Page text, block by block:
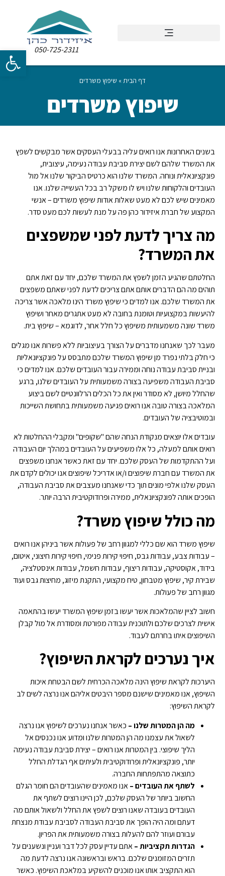
פתח 050-725-2311
דף הבית» שיפוץ משרדים
שיפוץ משרדים
בשנים האחרונות אנו רואים עליה בבעלי העסקים אשר מבקשים לשפץ
את המשרד שלהם לשם יצירת סביבת עבודה נעימה, עיצובית,
פונקציונאלית ונוחה. המשרד שלנו הוא כרטיס הביקור שלנו אל מול
העובדים והלקוחות שלנו ויש לו משקל רב בכל העשייה שלנו. אנו
מאמינים שיש לכם לא מעט שאלות אודות שיפוץ משרדים – אנשי
המקצוע של חברת איזידור כהן פה על מנת לעשות לכם מעט סדר.
מה צריך לדעת לפני שמשפצים
את המשרד?
החלטתם שהגיע הזמן לשפץ את המשרד שלכם, יחד עם זאת אתם
תוהים מה הם הדברים אותם אתם צריכים לדעת לפני שאתם משפצים
את המשרד שלכם. אנו למדים כי שיפוץ משרד הינו מלאכה אשר צריכה
להיעשות במקצועיות וטומנת בחובה לא מעט אתגרים מאחר ושיפוץ
משרד שונה משמעותית משיפוץ כל חלל אחר, לדוגמא – שיפוץ בית.
מעבר לכך שאנחנו מדברים על הצורך בעיצוביות ללא פשרות אנו מגלים
כי חלק בלתי נפרד מן שיפוץ המשרד שלכם מתבסס על פונקציונאליות
ובניית סביבת עבודה נוחה וממירה עבור העובדים שלכם. אנו למדים כי
סביבת העבודה משפיעה בצורה משמעותית על העובדים שלנו, ברגע
שהחלל מיושן, לא מסודר ואין את כל הכלים הרלוונטיים לשם ביצוע
המלאכה בצורה טובה אנו רואים פגיעה משמעותית בתחושת השייכות
ובמוטיבציה של העובדים.
עובדים אלו יוצאים מנקודת הנחה שהם "שקופים" ומקבלי ההחלטות לא
רואים אותם למעלה, כל אלו משפיעים על העובדים במהלך יום העבודה
ועל ההתקדמות של העסק שלכם. יחד עם זאת כאשר אנחנו משפצים
את המשרד עם חברת שיפוצים ו/או אדריכל שיפוצים אנו יכולים לקדם את
העסק שלנו אלפי מונים תוך כדי שאנחנו מעצבים את סביבת העבודה,
הופכים אותה לפונקציונאלית, ממירה ופרודוקטיבית הרבה יותר.
מה כולל שיפוץ משרד?
שיפוץ משרד הוא שם כללי למגוון רחב של פעולות אשר ביניהן אנו רואים
– עבודות צבע, עבודות גבס, חיפוי קירות פנימי, חיפוי קירות חיצוני, איטום,
בידוד, אקוסטיקה, עבודות ריצוף, עבודות חשמל, עבודות אינסטלציה,
שבירת קיר, שיפוץ מטבחון, טיח מקצועי, התקנת מיזוג, מחיצות גבס ועוד
מגוון רחב של פעולות.
חשוב לציין שהמלאכות אשר יעשו בזמן שיפוץ המשרד יעשו בהתאמה
אישית לצרכים שלכם ולתוכנית עבודה מפורטת ומסודרת אל מול קבלן
השיפוצים איתו בחרתם לעבוד.
איך נערכים לקראת השיפוץ?
היערכות לקראת שיפוץ הינה מלאכה הכרחית לשם הבטחת איכות
השיפוץ, אנו מאמינים שישנם מספר היבטים אליהם אנו נרצה לשים לב
לקראת השיפוץ:
מה הן המטרות שלנו – כאשר אנחנו נערכים לשיפוץ אנו נרצה
לשאול את עצמנו מה הן המטרות שלנו ומדוע אנו נכנסים אל
הליך שיפוצי. בין המטרות אנו רואים – יצירת סביבת עבודה נעימה
יותר, פונקציונאלית ופרודוקטיבית ולעיתים אף הגדלת החלל
כתוצאה מהתפתחות החברה.
לשתף את העובדים –אנו מאמינים שהעובדים הם חומר הגלם
החשוב ביותר של העסק שלכם, לכן היינו רוצים לשתף את
העובדים בעובדה שאנו רוצים לשפץ את החלל ולשאול אותם מה
דעתם ומה היה הופך את סביבת העבודה לסביבת עבודת מנצחת
עבורם ועוזר להם להעלות בצורה משמעותית את הפריון.
הגדרות תקציביות –אתם עדיין עסק לכל דבר ועניין ונשענים על
תזרים המזומנים שלכם. בראש ובראשונה אנו נרצה לדעת מה
הוא התקציב אותו אנו מוכנים להשקיע במלאכת השיפוץ. כאשר